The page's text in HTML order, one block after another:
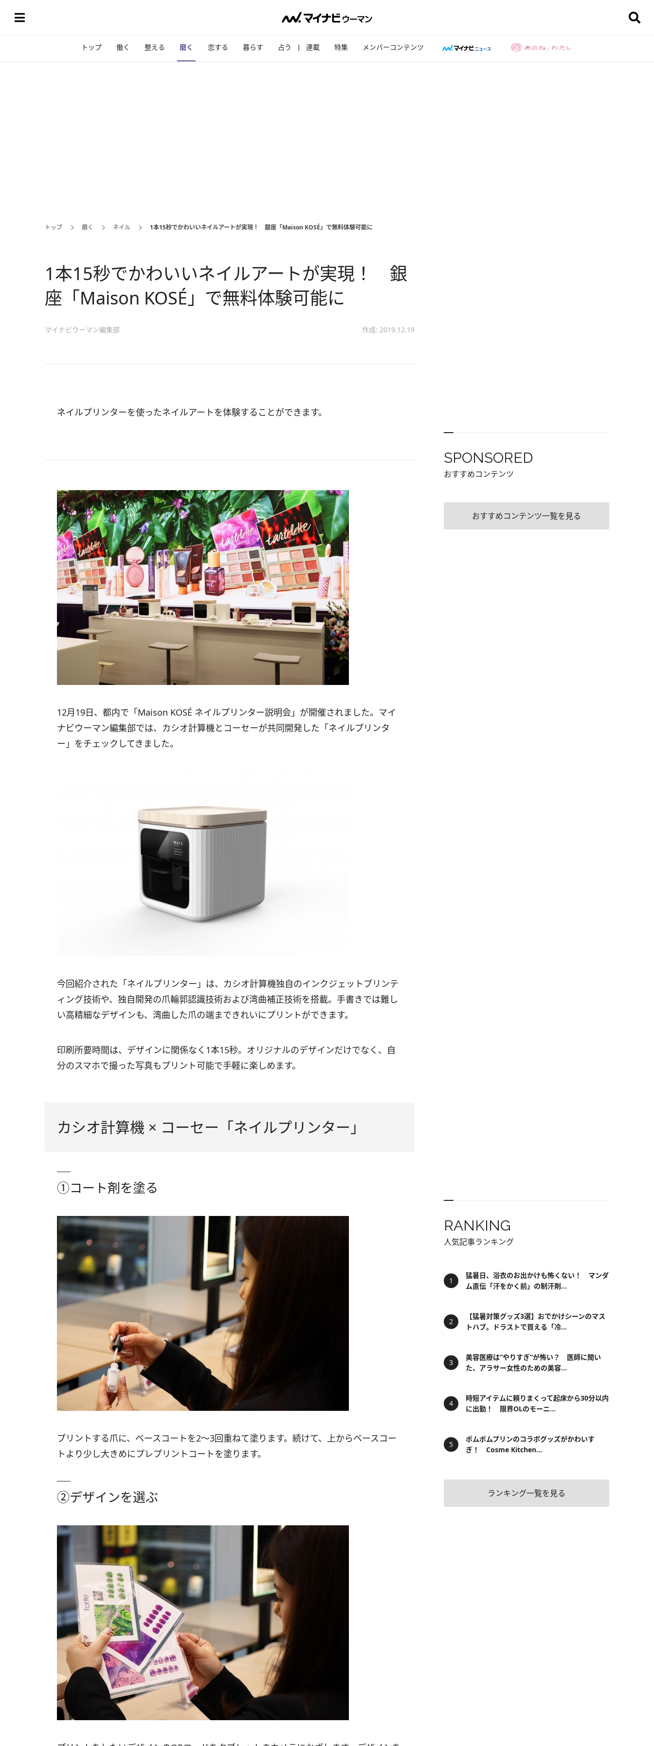
トップ 働く 整える 磨く 恋する 暮らす 占う 連載 特集 メンバーコンテンツ
トップ 磨く ネイル 1本15秒でかわいいネイルアートが実現！ 銀座「Maison KOSÉ」で無料体験可能に
1本15秒でかわいいネイルアートが実現！ 銀
座「Maison KOSÉ」で無料体験可能に
マイナビウーマン編集部 作成: 2019.12.19
ネイルプリンターを使ったネイルアートを体験することができます。
12月19日、都内で「Maison KOSÉ ネイルプリンター説明会」が開催されました。マイ
ナビウーマン編集部では、カシオ計算機とコーセーが共同開発した「ネイルプリンタ
ー」をチェックしてきました。
今回紹介された「ネイルプリンター」は、カシオ計算機独自のインクジェットプリンテ
ィング技術や、独自開発の爪輪郭認識技術および湾曲補正技術を搭載。手書きでは難し
い高精細なデザインも、湾曲した爪の端まできれいにプリントができます。
印刷所要時間は、デザインに関係なく1本15秒。オリジナルのデザインだけでなく、自
分のスマホで撮った写真もプリント可能で手軽に楽しめます。
カシオ計算機 × コーセー「ネイルプリンター」
①コート剤を塗る
プリントする爪に、ベースコートを2～3回重ねて塗ります。続けて、上からベースコー
トより少し大きめにプレプリントコートを塗ります。
②デザインを選ぶ
SPONSORED
おすすめコンテンツ
おすすめコンテンツ一覧を見る
RANKING
人気記事ランキング
猛暑日、浴衣のお出かけも怖くない！ マンダ
ム直伝「汗をかく前」の制汗剤...
【猛暑対策グッズ3選】おでかけシーンのマス
トハブ。ドラストで買える「冷...
美容医療は“やりすぎ”が怖い？ 医師に聞い
た、アラサー女性のための美容...
時短アイテムに頼りまくって起床から30分以内
に出勤！ 限界OLのモーニ...
ポムポムプリンのコラボグッズがかわいす
ぎ！ Cosme Kitchen...
ランキング一覧を見る